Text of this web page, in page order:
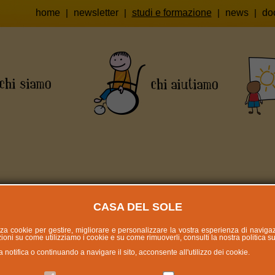
home | newsletter | studi e formazione | news |
BASALE GENNAIO
sede dell'Associazione Casa del Sole Onlus il
CASA DEL SOLE
cookie per gestire, migliorare e personalizzare la vostra esperienza di
su come utilizziamo i cookie e su come rimuoverli, consulti la nostra politica
notifica o continuando a navigare il sito, acconsente all'utilizzo dei cookie.